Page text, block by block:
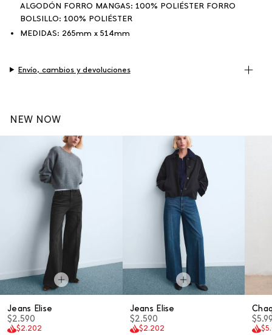
ALGODÓN FORRO MANGAS: 100% POLIÉSTER FORRO
BOLSILLO: 100% POLIÉSTER
MEDIDAS: 265mm x 514mm
Envío, cambios y devoluciones
NEW NOW
Jeans Elise
$2.590
$2.202
Jeans Elise
$2.590
$2.202